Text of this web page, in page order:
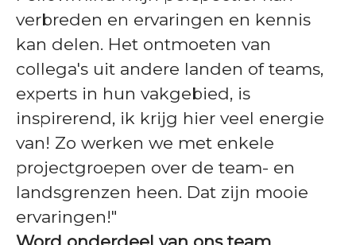
verbreden en ervaringen en kennis
kan delen. Het ontmoeten van
collega's uit andere landen of teams,
experts in hun vakgebied, is
inspirerend, ik krijg hier veel energie
van! Zo werken we met enkele
projectgroepen over de team- en
landsgrenzen heen. Dat zijn mooie
ervaringen!"